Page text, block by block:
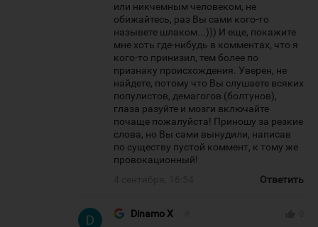
или никчемным человеком, не
обижайтесь, раз Вы сами кого-то
назывете шлаком...))) И еще, покажите
мне хоть где-нибудь в комментах, что я
кого-то принизил, тем более по
признаку происхождения. Уверен, не
найдете, потому что Вы слушаете всяких
популистов, демагогов (болтунов),
глаза разуйте и мозги включайте
почаще пожалуйста! Приношу за резкие
слова, но Вы сами вынудили, написав
по существу пустой коммент, к тому же
провокационный!
Ответить
Dinamo X